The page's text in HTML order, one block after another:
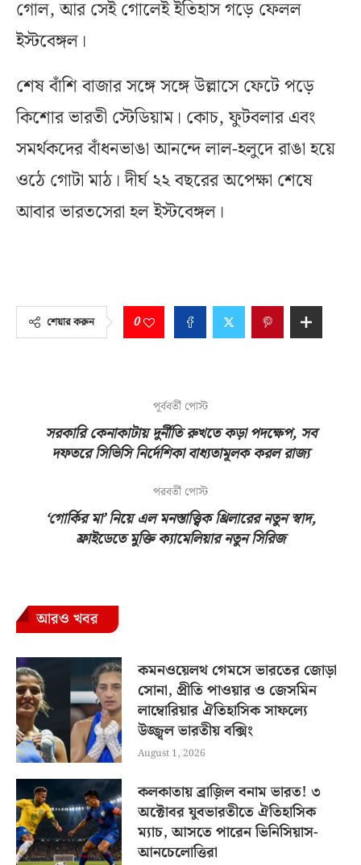
গোল, আর সেই গোলেই ইতিহাস গড়ে ফেলল
ইস্টবেঙ্গল।
শেষ বাঁশি বাজার সঙ্গে সঙ্গে উল্লাসে ফেটে পড়ে
কিশোর ভারতী স্টেডিয়াম। কোচ, ফুটবলার এবং
সমর্থকদের বাঁধনভাঙা আনন্দে লাল-হলুদে রাঙা হয়ে
ওঠে গোটা মাঠ। দীর্ঘ ২২ বছরের অপেক্ষা শেষে
আবার ভারতসেরা হল ইস্টবেঙ্গল।
শেয়ার করুন 0
পূর্ববর্তী পোস্ট
সরকারি কেনাকাটায় দুর্নীতি রুখতে কড়া পদক্ষেপ, সব
দফতরে সিভিসি নির্দেশিকা বাধ্যতামূলক করল রাজ্য
পরবর্তী পোস্ট
‘গোর্কির মা’ নিয়ে এল মনস্তাত্ত্বিক থ্রিলারের নতুন স্বাদ,
ফ্রাইডেতে মুক্তি ক্যামেলিয়ার নতুন সিরিজ
আরও খবর
কমনওয়েলথ গেমসে ভারতের জোড়া
সোনা, প্রীতি পাওয়ার ও জেসমিন
লাম্বোরিয়ার ঐতিহাসিক সাফল্যে
উজ্জ্বল ভারতীয় বক্সিং
August 1, 2026
কলকাতায় ব্রাজ়িল বনাম ভারত! ৩
অক্টোবর যুবভারতীতে ঐতিহাসিক
ম্যাচ, আসতে পারেন ভিনিসিয়াস-
আনচেলোত্তিরা